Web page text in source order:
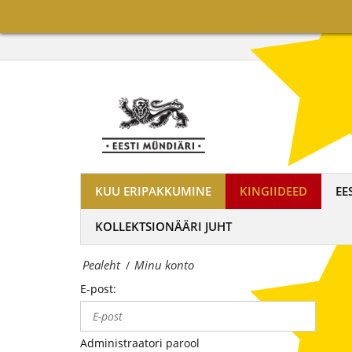
Eesti
Mündiäri
on
tuntumate
rahapajade
kollektsioonimüntide
ja
KUU ERIPAKKUMINE KINGIIDEED
KOLLEKTSIONÄÄRI JUHT
Pealeht / Minu konto
E-post:
Administraatori parool
rahapajade
kollektsioonimüntide
medalite
Eestis